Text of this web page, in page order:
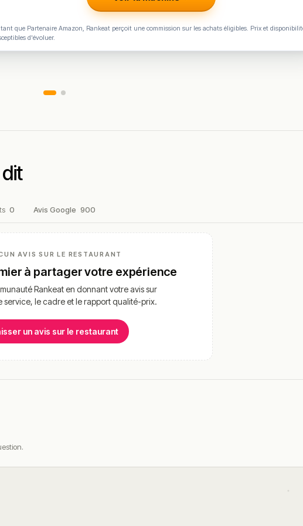
tant que Partenaire Amazon, Rankeat perçoit une commission sur les achats éligibles. Prix et
d'évoluer.
0 Avis Google 900
AVIS SUR LE RESTAURANT
à partager votre expérience
Rankeat en donnant votre avis sur
service, le cadre et le rapport qualité-prix.
un avis sur le restaurant